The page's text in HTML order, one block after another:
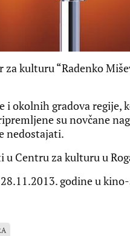
za kulturu “Radenko
i okolnih gradova regije,
su novčane
nedostajati.
u Centru za kulturu u
godine u